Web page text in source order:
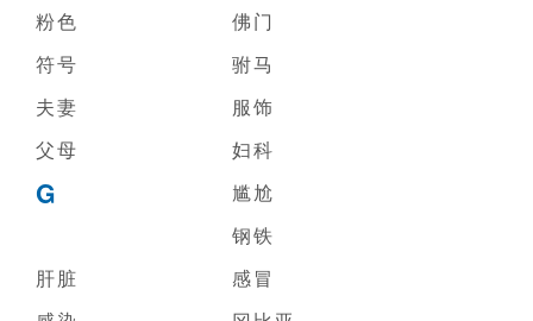
粉色
佛门
符号
驸马
夫妻
服饰
父母
妇科
G
尴尬
钢铁
肝脏
感冒